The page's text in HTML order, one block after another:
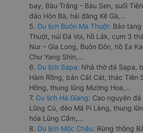
bay, Bàu Trắng - Bàu Sen, suối
đảo Hòn Bà, hải đăng Kê Gà,...
5. Du lịch Buôn Ma Thuột: Bảo
Thuột, núi Đá Voi, hồ Lắk, cụm 3
Nur – Gia Long, Buôn Đôn, hồ Ea
Chư Yang Shin,...
6. Du lịch Sapa: Nhà thờ đá Sapa,
Hàm Rồng, bản Cát Cát, thác Tiên
Hồng, thung lũng Mường Hoa,...
7. Du lịch Hà Giang: Cao nguyên
Lũng Cú, đèo Mã Pí Lèng, thung
hóa Lũng Cẩm,...
8. Du lịch Mộc Châu: Rừng thông